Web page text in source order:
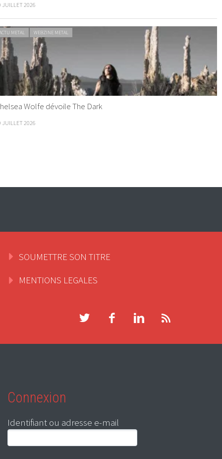
JUILLET 2026
METAL WEBZINE METAL
Wolfe dévoile The Dark
JUILLET 2026
SOUMETTRE SON TITRE
MENTIONS LEGALES
Connexion
Identifiant ou adresse e-mail